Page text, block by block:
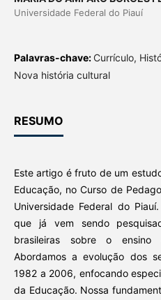
Universidade Federal do Piauí
Palavras-chave: Currículo,
Nova história cultural
RESUMO
Este artigo é fruto de um
Educação, no Curso de
Universidade Federal do
que já vem sendo
brasileiras sobre o ensino
Abordamos a evolução dos
1982 a 2006, enfocando
da Educação. Nossa